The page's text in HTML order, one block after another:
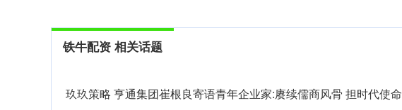
铁牛配资 相关话题
玖玖策略 亨通集团崔根良寄语青年企业家:赓续儒商风骨 担时代使命